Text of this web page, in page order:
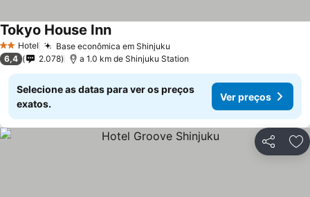
2 Estrelas
Hotel Base econômica em Shinjuku
Tokyo House InnVer preços
6,4 2.078 a 1.0 km de Shinjuku Station
Selecione as datas para ver os preços
exatos.
Ver preços
Partilhar